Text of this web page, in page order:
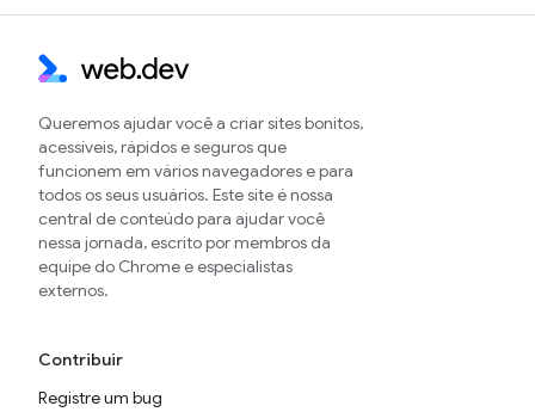
Queremos ajudar você a criar sites bonitos,
acessíveis, rápidos e seguros que
funcionem em vários navegadores e para
todos os seus usuários. Este site é nossa
central de conteúdo para ajudar você
nessa jornada, escrito por membros da
equipe do Chrome e especialistas
externos.
Contribuir
Registre um bug